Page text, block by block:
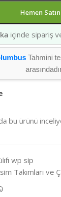
Hemen
içinde sipariş
Tahmini
bu ürünü
wp sip
Takımları ve